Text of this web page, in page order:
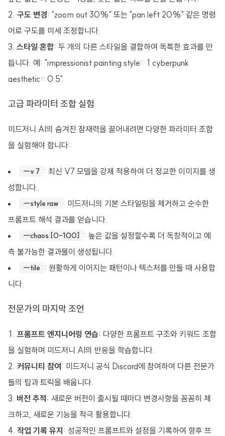
구도 변경: "zoom out 30%" 또는 "pan left 20%" 같은 명령
어로 구도를 미세 조정합니다.
스타일 혼합: 두 개의 다른 스타일을 결합하여 독특한 효과를 만
듭니다. 예: "impressionist painting style:: 1 cyberpunk
aesthetic:: 0.5"
고급 파라미터 조합 실험
미드저니 AI의 숨겨진 잠재력을 끌어내려면 다양한 파라미터 조합
을 실험해야 합니다:
--v 7 : 최신 V7 모델을 강제 적용하여 더 정교한 이미지를 생
성합니다.
--style raw
: 미드저니의 기본 스타일링을 제거하고 순수한
프롬프트 해석 결과를 얻습니다.
--chaos [0-100]
: 높은 값을 설정할수록 더 독창적이고 예
측 불가능한 결과물이 생성됩니다.
--tile
: 원활하게 이어지는 패턴이나 텍스처를 만들 때 사용합
니다.
전문가의 마지막 조언
프롬프트 엔지니어링 연습: 다양한 프롬프트 구조와 키워드 조합
을 실험하며 미드저니 AI의 반응을 학습합니다.
커뮤니티 참여: 미드저니 공식 Discord에 참여하여 다른 전문가
들의 팁과 트릭을 배웁니다.
버전 추적 : 새로운 버전이 출시될 때마다 변경사항을 꼼꼼히 체
크하고, 새로운 기능을 적극 활용합니다.
작업 기록 유지 : 성공적인 프롬프트와 설정을 기록하여 향후 프